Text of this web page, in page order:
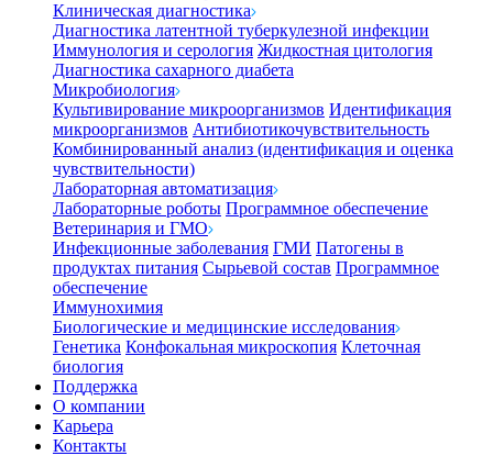
Клиническая диагностика
Диагностика латентной туберкулезной инфекции
Иммунология и серология Жидкостная цитология
Диагностика сахарного диабета
Микробиология
Культивирование микроорганизмов Идентификация
микроорганизмов Антибиотикочувствительность
Комбинированный анализ (идентификация и оценка
чувствительности)
Лабораторная автоматизация
Лабораторные роботы Программное обеспечение
Ветеринария и ГМО
Инфекционные заболевания ГМИ Патогены в
продуктах питания Сырьевой состав Программное
обеспечение
Иммунохимия
Биологические и медицинские исследования
Генетика Конфокальная микроскопия Клеточная
биология
Поддержка
О компании
Карьера
Контакты